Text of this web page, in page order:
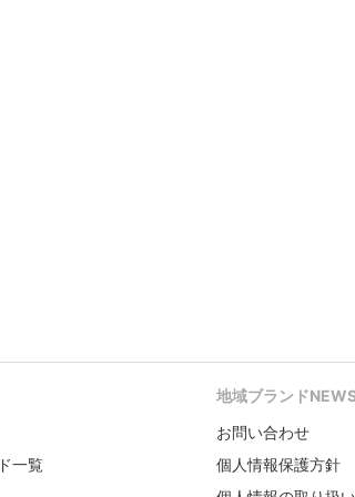
一覧
地域ブランド
お問い合わせ
個人情報保護方針